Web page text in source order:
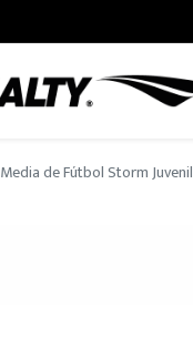
Media de Fútbol Storm Juvenil